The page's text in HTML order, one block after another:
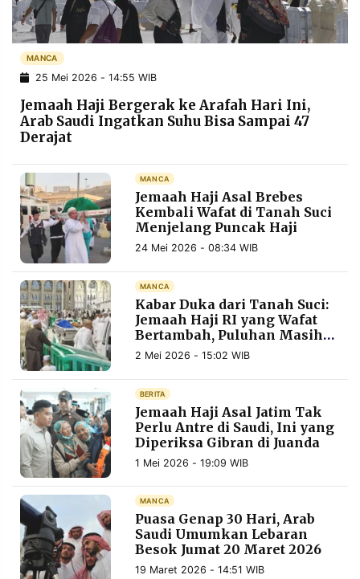
INFORMASI
PRIVACY
POLICY
BERITA
WARGA
INFORMASI
IKLAN
KIRIM
PENGADUAN TERM
OF
IKUTI
KAMI
PT.
RESOLUSI
MEDIA
PRAMUDITA
©
Resolusi.co
-
2026
PT.
RESOLUSI
MEDIA
PRAMUDITA
MANCA
25 Mei 2026 - 14:55 WIB
Jemaah Haji Bergerak ke Arafah Hari Ini,
Arab Saudi Ingatkan Suhu Bisa Sampai 47
Derajat
MANCA
Jemaah Haji Asal Brebes
Kembali Wafat di Tanah Suci
Menjelang Puncak Haji
24 Mei 2026 - 08:34 WIB
MANCA
Kabar Duka dari Tanah Suci:
Jemaah Haji RI yang Wafat
Bertambah, Puluhan Masih
Berjuang di RS Saudi
2 Mei 2026 - 15:02 WIB
BERITA
Jemaah Haji Asal Jatim Tak
Perlu Antre di Saudi, Ini yang
Diperiksa Gibran di Juanda
1 Mei 2026 - 19:09 WIB
MANCA
Puasa Genap 30 Hari, Arab
Saudi Umumkan Lebaran
Besok Jumat 20 Maret 2026
19 Maret 2026 - 14:51 WIB